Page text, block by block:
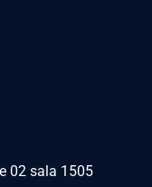
02 sala 1505